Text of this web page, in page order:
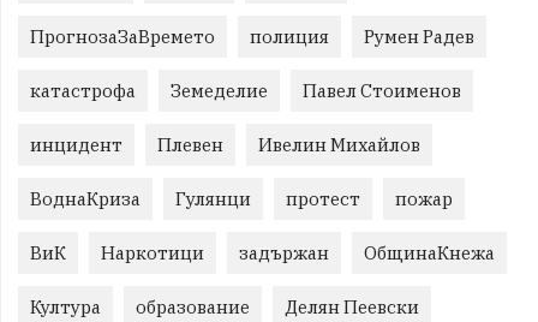
ПрогнозаЗаВремето полиция Румен Радев
катастрофа Земеделие Павел Стоименов
инцидент Плевен Ивелин Михайлов
ВоднаКриза Гулянци протест пожар
ВиК Наркотици задържан ОбщинаКнежа
Култура образование Делян Пеевски